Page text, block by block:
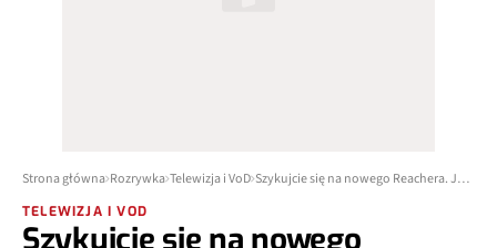
Strona główna Rozrywka Telewizja i VoD Szykujcie się na nowego Reachera. Jest data premiery 4. sezonu
TELEWIZJA I VOD
Szykujcie się na nowego